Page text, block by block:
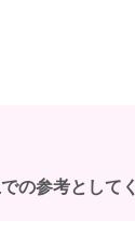
の参考として